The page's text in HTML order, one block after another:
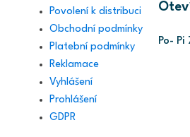
Povolení k distribuci
Obchodní podmínky
Platební podmínky
Reklamace
Vyhlášení
Prohlášení
GDPR
Po- Pi